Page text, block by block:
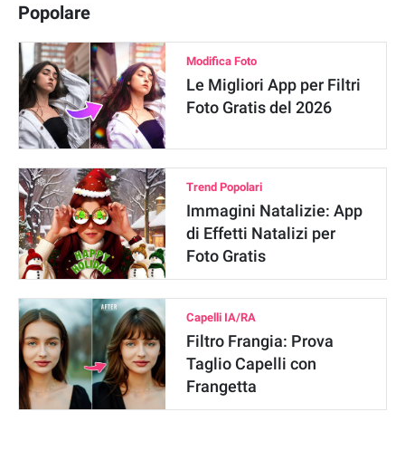
Popolare
Modifica Foto
Le Migliori App per Filtri
Foto Gratis del 2026
Trend Popolari
Immagini Natalizie: App
di Effetti Natalizi per
Foto Gratis
Capelli IA/RA
Filtro Frangia: Prova
Taglio Capelli con
Frangetta